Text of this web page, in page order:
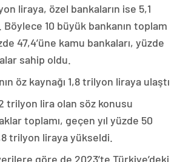
liraya, özel bankaların ise 5,1
10 büyük bankanın toplam
47,4’üne kamu bankaları, yüzde
sahip oldu.
öz kaynağı 1,8 trilyon liraya ulaştı
trilyon lira olan söz konusu
toplamı, geçen yıl yüzde 50
trilyon liraya yükseldi.
verilere göre de 2023’te Türkiye’deki